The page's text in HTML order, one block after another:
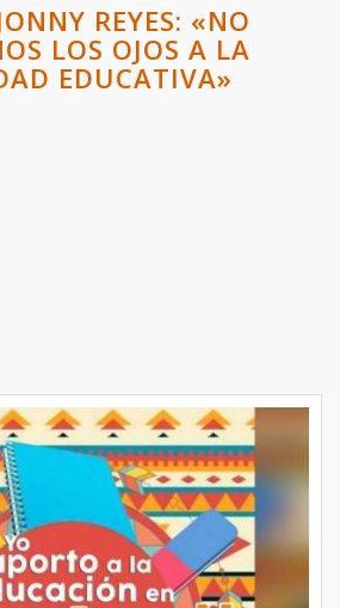
REYES: «NO
LOS OJOS A LA
EDUCATIVA»